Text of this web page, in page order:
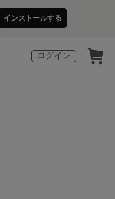
インストールする
ログイン